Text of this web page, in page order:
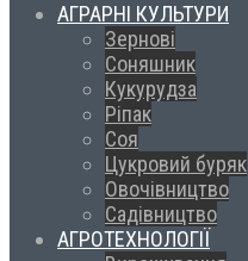
АГРАРНІ КУЛЬТУРИ
Зернові
Соняшник
Кукурудза
Ріпак
Соя
Цукровий буряк
Овочівництво
Садівництво
АГРОТЕХНОЛОГІЇ